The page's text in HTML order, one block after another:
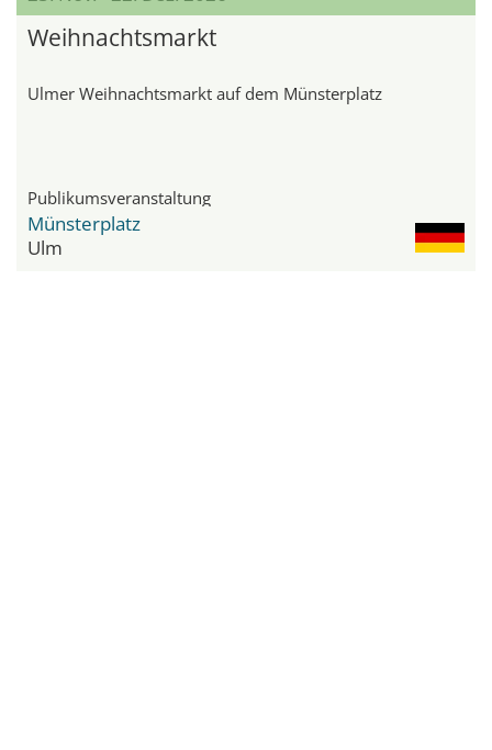
Weihnachtsmarkt
Ulmer Weihnachtsmarkt auf dem Münsterplatz
Publikumsveranstaltung
Münsterplatz
Ulm